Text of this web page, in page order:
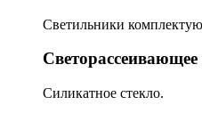
Светильники
Светорассеивающее
Силикатное стекло.